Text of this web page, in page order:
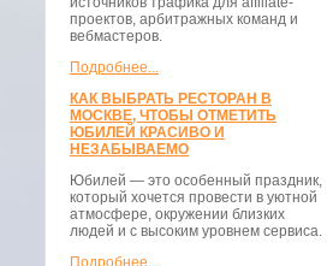
проектов, арбитражных команд и
вебмастеров.
Подробнее...
КАК ВЫБРАТЬ РЕСТОРАН В
МОСКВЕ, ЧТОБЫ ОТМЕТИТЬ
ЮБИЛЕЙ КРАСИВО И
НЕЗАБЫВАЕМО
Юбилей — это особенный праздник,
который хочется провести в уютной
атмосфере, окружении близких
людей и с высоким уровнем сервиса.
Подробнее...